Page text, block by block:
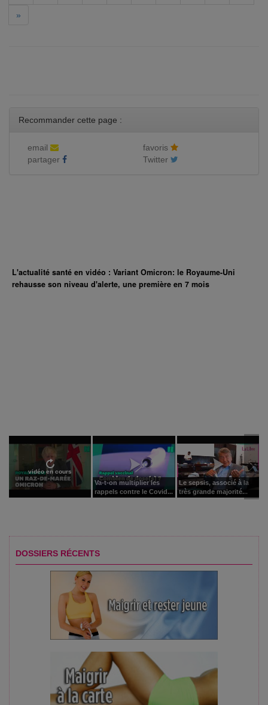
»
Recommander cette page :
email
favoris
partager
Twitter
L'actualité santé en vidéo : Variant Omicron: le Royaume-Uni
rehausse son niveau d'alerte, une première en 7 mois
vidéo en cours
Va-t-on multiplier les
rappels contre le Covid...
Le sepsis, associé à la
très grande majorité...
DOSSIERS RÉCENTS